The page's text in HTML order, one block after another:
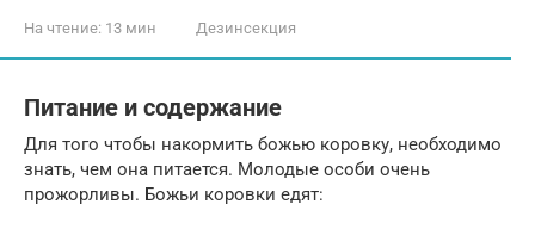
На чтение: 13 мин Дезинсекция
Питание и содержание
Для того чтобы накормить божью коровку, необходимо
знать, чем она питается. Молодые особи очень
прожорливы. Божьи коровки едят: